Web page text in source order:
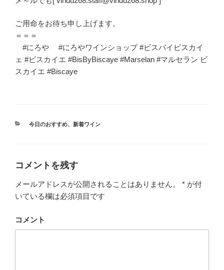
ご用命をお待ち申し上げます。
＝＝＝
#にろや #にろやワインショップ #ビスバイビスカイ
ェ #ビスカイエ #BisByBiscaye #Marselan #マルセラン ビ
スカイエ #Biscaye
カ
今日のおすすめ、 新着ワイン
コメントを残す
メールアドレスが公開されることはありません。 * が付
いている欄は必須項目です
コメント